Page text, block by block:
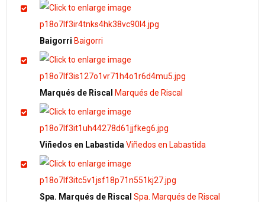
Baigorri Baigorri
Marqués de Riscal Marqués de Riscal
Viñedos en Labastida Viñedos en Labastida
Spa. Marqués de Riscal Spa. Marqués de Riscal